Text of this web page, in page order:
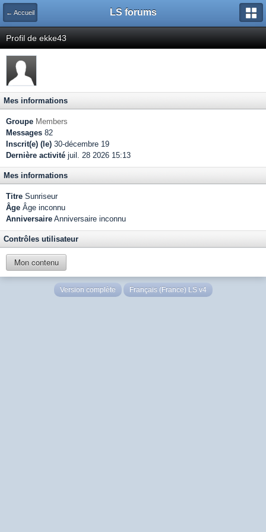
← Accueil LS forums
Profil de ekke43
Mes informations
Groupe Members
Messages 82
Inscrit(e) (le) 30-décembre 19
Dernière activité juil. 28 2026 15:13
Mes informations
Titre Sunriseur
Âge Âge inconnu
Anniversaire Anniversaire inconnu
Contrôles utilisateur
Mon contenu
Version complète Français (France) LS v4